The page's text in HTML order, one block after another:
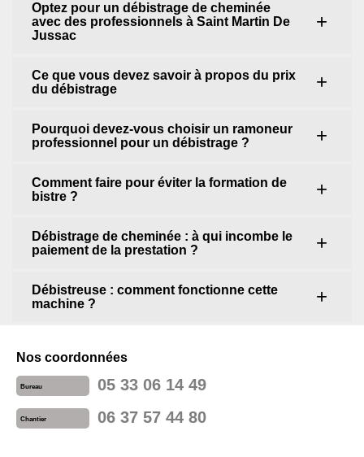
Optez pour un débistrage de cheminée
avec des professionnels à Saint Martin De
Jussac
Ce que vous devez savoir à propos du prix
du débistrage
Pourquoi devez-vous choisir un ramoneur
professionnel pour un débistrage ?
Comment faire pour éviter la formation de
bistre ?
Débistrage de cheminée : à qui incombe le
paiement de la prestation ?
Débistreuse : comment fonctionne cette
machine ?
Nos coordonnées
Bureau 05 33 06 14 49
Chantier 06 37 57 44 80